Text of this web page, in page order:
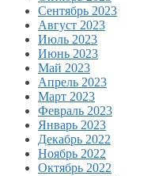
Сентябрь 2023
Август 2023
Июль 2023
Июнь 2023
Май 2023
Апрель 2023
Март 2023
Февраль 2023
Январь 2023
Декабрь 2022
Ноябрь 2022
Октябрь 2022